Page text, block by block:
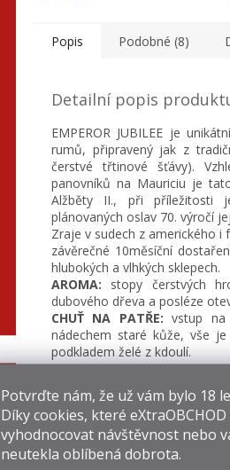
Potvrďte nám​​, že už vám bylo 18
Díky cookies, které eXtraOBCHOD
vyhodnocovat návštěvnost nebo
neutekla oblíbená dobrota.
Popis Podobné (8)
Detailní popis
EMPEROR JUBILEE je
rumů, připravený jak z
čerstvé třtinové šťávy).
panovníků na Mauriciu je
Alžběty II., při příležitosti
plánovaných oslav 70. výročí
Zraje v sudech z amerického i
závěrečné 10měsíční
hlubokých a vlhkých sklepech.
AROMA: stopy čerstvých
dubového dřeva a posléze
CHUŤ NA PATŘE:vstup
nádechem staré kůže, vše
podkladem želé z kdoulí.
Související produkty